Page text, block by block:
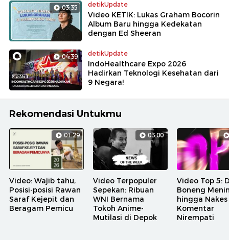
03:35 detikUpdate
Video KETIK: Lukas Graham Bocorin
Album Baru hingga Kedekatan
dengan Ed Sheeran
04:39 detikUpdate
IndoHealthcare Expo 2026
Hadirkan Teknologi Kesehatan dari
9 Negara!
Rekomendasi Untukmu
01:29
Video: Wajib tahu,
Posisi-posisi Rawan
Saraf Kejepit dan
Beragam Pemicu
03:00
Video Terpopuler
Sepekan: Ribuan
WNI Bernama
Tokoh Anime-
Mutilasi di Depok
Video Top 5:
Boneng
hingga Nakes
Komentar
Nirempati